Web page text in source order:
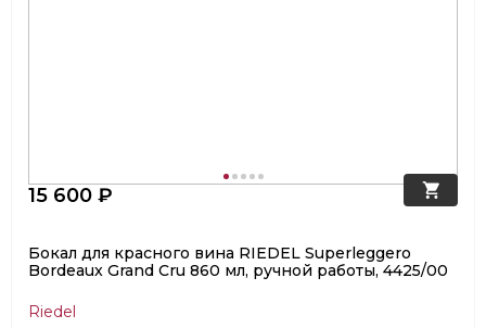
15 600 ₽
Бокал для красного вина RIEDEL Superleggero
Bordeaux Grand Cru 860 мл, ручной работы, 4425/00
Riedel